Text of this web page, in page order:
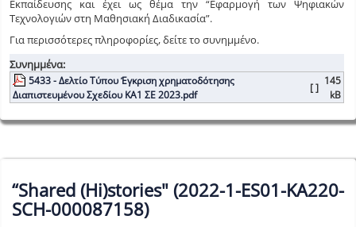
Εκπαίδευσης και έχει ως θέμα την “Εφαρμογή των Ψηφιακών
Τεχνολογιών στη Μαθησιακή Διαδικασία”.
Για περισσότερες πληροφορίες, δείτε το συνημμένο.
Συνημμένα:
5433 - Δελτίο Τύπου Έγκριση χρηματοδότησης
Διαπιστευμένου Σχεδίου ΚΑ1 ΣΕ 2023.pdf
[ ]
145
kB
“Shared (Hi)stories" (2022-1-ES01-KA220-
SCH-000087158)